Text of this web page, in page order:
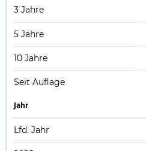
3 Jahre
5 Jahre
10 Jahre
Seit Auflage
Jahr
Lfd. Jahr